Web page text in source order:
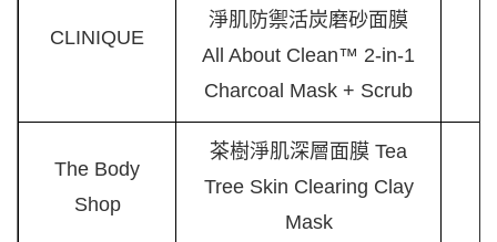
CLINIQUE
淨肌防禦活炭磨砂面膜
All About Clean™ 2-in-1
Charcoal Mask + Scrub
The Body
Shop
茶樹淨肌深層面膜 Tea
Tree Skin Clearing Clay
Mask